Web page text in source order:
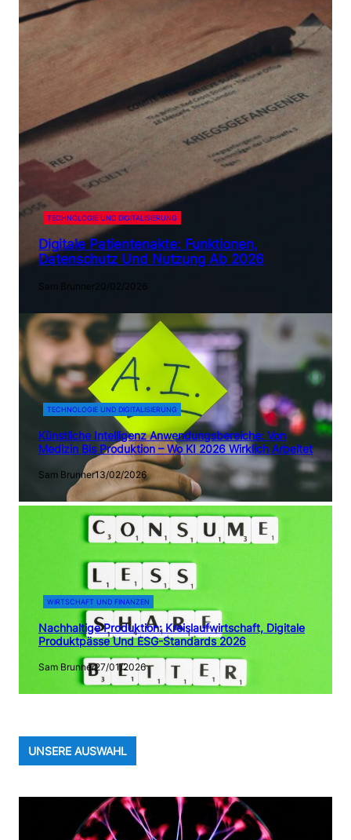
TECHNOLOGIE UND DIGITALISIERUNG
Digitale Patientenakte: Funktionen,
Datenschutz Und Nutzung Ab 2026
Sam Brunner 20/02/2026
TECHNOLOGIE UND DIGITALISIERUNG
Künstliche Intelligenz Anwendungsbereiche: Von
Medizin Bis Produktion – Wo KI 2026 Wirklich Arbeitet
Sam Brunner13/02/2026
WIRTSCHAFT UND FINANZEN
Nachhaltige Produktion: Kreislaufwirtschaft, Digitale
Produktpässe Und ESG-Standards 2026
Sam Brunner27/01/2026
UNSERE AUSWAHL